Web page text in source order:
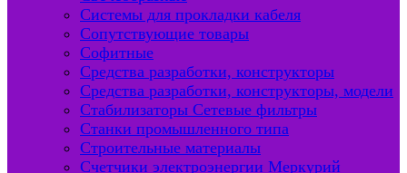
Системы для прокладки кабеля
Сопутствующие товары
Софитные
Средства разработки, конструкторы
Средства разработки, конструкторы, модели
Стабилизаторы Сетевые фильтры
Станки промышленного типа
Строительные материалы
Счетчики электроэнергии Меркурий